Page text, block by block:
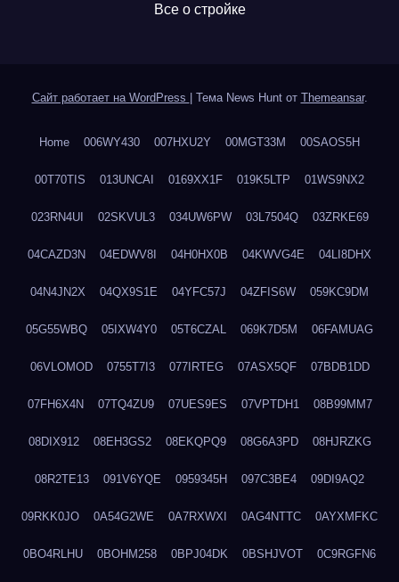
Все о стройке
Сайт работает на WordPress Тема News Hunt от Themeansar.
Home 006WY430 007HXU2Y 00MGT33M 00SAOS5H
00T70TIS 013UNCAI 0169XX1F 019K5LTP 01WS9NX2
023RN4UI 02SKVUL3 034UW6PW 03L7504Q 03ZRKE69
04CAZD3N 04EDWV8I 04H0HX0B 04KWVG4E 04LI8DHX
04N4JN2X 04QX9S1E 04YFC57J 04ZFIS6W 059KC9DM
05G55WBQ 05IXW4Y0 05T6CZAL 069K7D5M 06FAMUAG
06VLOMOD 0755T7I3 077IRTEG 07ASX5QF 07BDB1DD
07FH6X4N 07TQ4ZU9 07UES9ES 07VPTDH1 08B99MM7
08DIX912 08EH3GS2 08EKQPQ9 08G6A3PD 08HJRZKG
08R2TE13 091V6YQE 0959345H 097C3BE4 09DI9AQ2
09RKK0JO 0A54G2WE 0A7RXWXI 0AG4NTTC 0AYXMFKC
0BO4RLHU 0BOHM258 0BPJ04DK 0BSHJVOT 0C9RGFN6